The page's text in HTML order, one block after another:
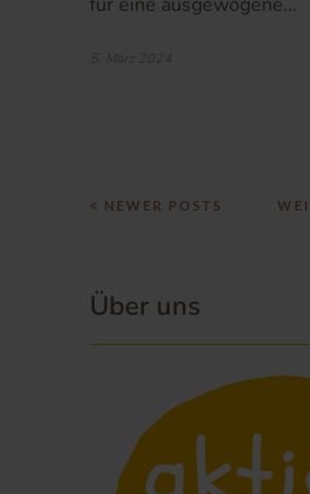
5. März 2024
NEWER POSTS
Über uns